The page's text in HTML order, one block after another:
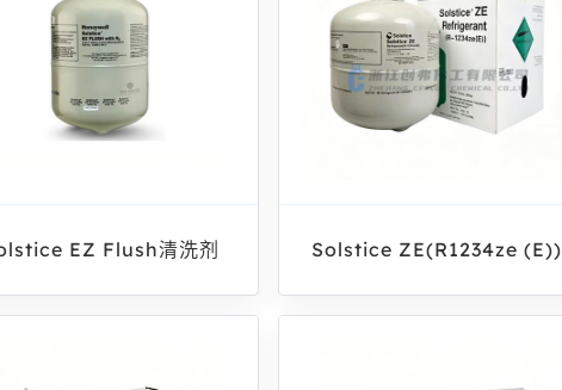
EZ Flush清洗剂 Solstice ZE(R1234ze (E))